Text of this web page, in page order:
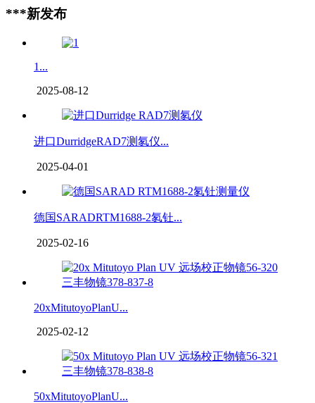
***新发布
1...
2025-08-12
进口DurridgeRAD7测氡仪...
2025-04-01
德国SARADRTM1688-2氡钍...
2025-02-16
20xMitutoyoPlanU...
2025-02-12
50xMitutoyoPlanU...